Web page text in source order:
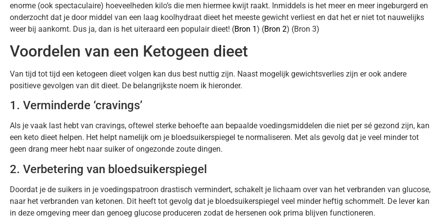
enorme (ook spectaculaire) hoeveelheden kilo’s die men hiermee kwijt raakt. Inmiddels is het meer en meer ingeburgerd en
onderzocht dat je door middel van een laag koolhydraat dieet het meeste gewicht verliest en dat het er niet tot nauwelijks
weer bij aankomt. Dus ja, dan is het uiteraard een populair dieet! (Bron 1) (Bron 2) (Bron 3)
Voordelen van een Ketogeen dieet
Van tijd tot tijd een ketogeen dieet volgen kan dus best nuttig zijn. Naast mogelijk gewichtsverlies zijn er ook andere
positieve gevolgen van dit dieet. De belangrijkste noem ik hieronder.
1. Verminderde ‘cravings’
Als je vaak last hebt van cravings, oftewel sterke behoefte aan bepaalde voedingsmiddelen die niet per sé gezond zijn, kan
een keto dieet helpen. Het helpt namelijk om je bloedsuikerspiegel te normaliseren. Met als gevolg dat je veel minder tot
geen drang meer hebt naar suiker of ongezonde zoute dingen.
2. Verbetering van bloedsuikerspiegel
Doordat je de suikers in je voedingspatroon drastisch vermindert, schakelt je lichaam over van het verbranden van glucose,
naar het verbranden van ketonen. Dit heeft tot gevolg dat je bloedsuikerspiegel veel minder heftig schommelt. De lever kan
in deze omgeving meer dan genoeg glucose produceren zodat de hersenen ook prima blijven functioneren.